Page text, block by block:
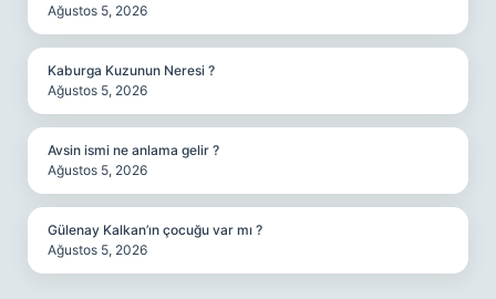
Ağustos 5, 2026
Kaburga Kuzunun Neresi ?
Ağustos 5, 2026
Avsin ismi ne anlama gelir ?
Ağustos 5, 2026
Gülenay Kalkan’ın çocuğu var mı ?
Ağustos 5, 2026